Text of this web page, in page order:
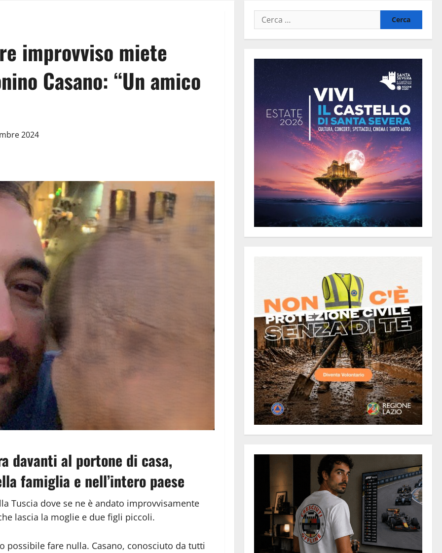
improvviso miete
Casano: “Un amico
2024
davanti al portone di casa,
famiglia e nell’intero paese
Tuscia dove se ne è andato improvvisamente
lascia la moglie e due figli piccoli.
possibile fare nulla. Casano, conosciuto da tutti
Ricerca
per: